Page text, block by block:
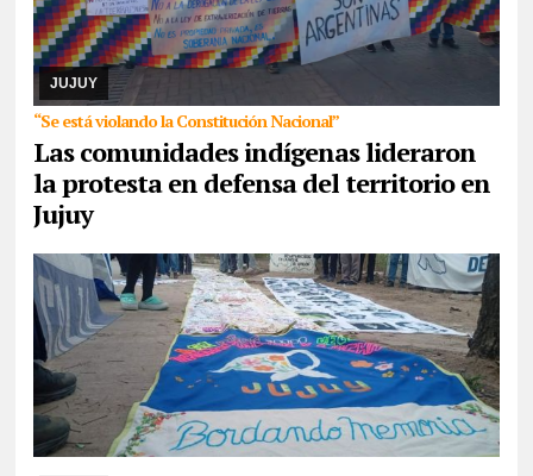
JUJUY
“Se está violando la Constitución Nacional”
Las comunidades indígenas lideraron
la protesta en defensa del territorio en
Jujuy
07/08/2026 Reunidos por el rechazo a “la venta de la
Pachamama”, manifestantes de todos los sectores sociales de la
provincia confluyeron en San Salvador para r ...
07/08/2026 La actividad se desarrollará esta tarde en CAJA. Se